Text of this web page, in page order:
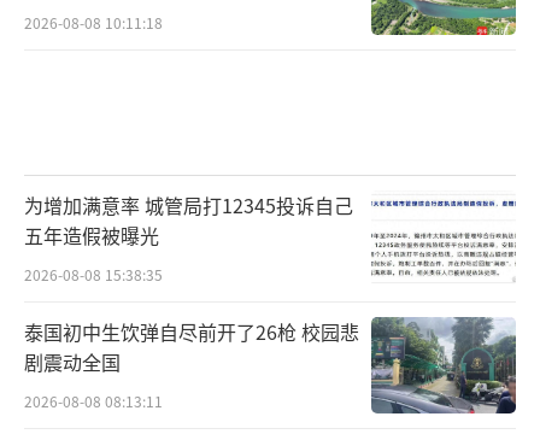
2026-08-08 10:11:18
为增加满意率 城管局打12345投诉自己
五年造假被曝光
2026-08-08 15:38:35
泰国初中生饮弹自尽前开了26枪 校园悲
剧震动全国
2026-08-08 08:13:11